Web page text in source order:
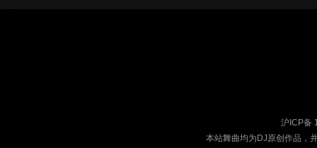
沪ICP备
本站舞曲均为DJ原创作品，